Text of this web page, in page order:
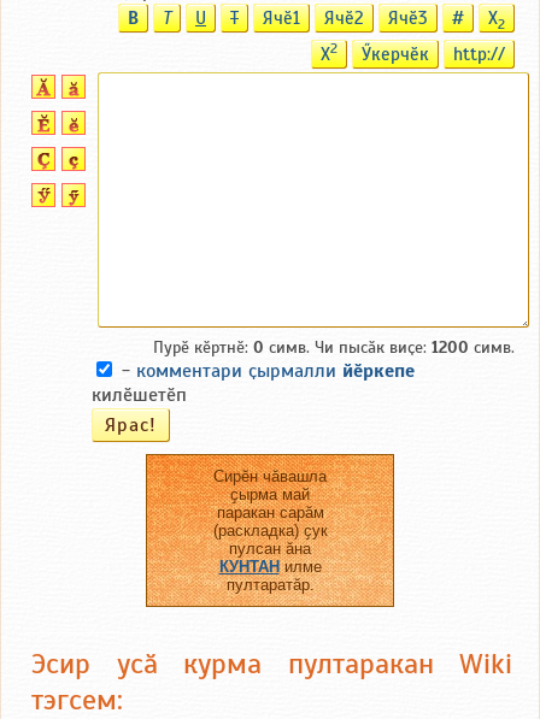
B T U T Ячӗ1 Ячӗ2 Ячӗ3 # X2
X2 Ӳкерчӗк http://
Пурӗ кӗртнӗ: 0 симв. Чи пысӑк виҫе: 1200 симв.
- комментари ҫырмалли йӗркепе
килӗшетӗп
Сирӗн чӑвашла
ҫырма май
паракан сарӑм
(раскладка) ҫук
пулсан ӑна
КУНТАНилме
пултаратӑр.
Эсир усӑ курма пултаракан Wiki
тэгсем: